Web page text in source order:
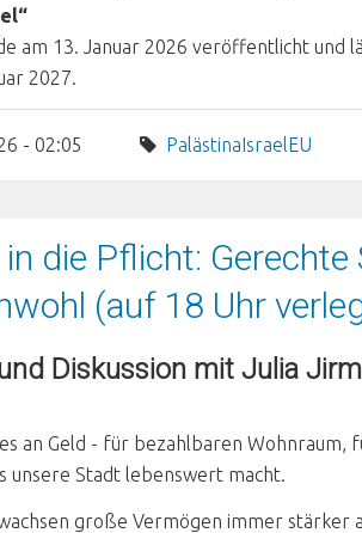
am 13. Januar 2026 veröffentlicht und
2027.
- 02:05 PalästinaIsrael EU
in die Pflicht:
(auf 18 Uhr
Diskussion mit Julia
an Geld - für bezahlbaren Wohnraum,
unsere Stadt lebenswert macht.
große Vermögen immer stärker